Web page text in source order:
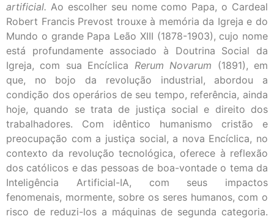
artificial. Ao escolher seu nome como Papa, o Cardeal
Robert Francis Prevost trouxe à memória da Igreja e do
Mundo o grande Papa Leão XIII (1878-1903), cujo nome
está profundamente associado à Doutrina Social da
Igreja, com sua Encíclica Rerum Novarum (1891), em
que, no bojo da revolução industrial, abordou a
condição dos operários de seu tempo, referência, ainda
hoje, quando se trata de justiça social e direito dos
trabalhadores. Com idêntico humanismo cristão e
preocupação com a justiça social, a nova Encíclica, no
contexto da revolução tecnológica, oferece à reflexão
dos católicos e das pessoas de boa-vontade o tema da
Inteligência Artificial-IA, com seus impactos
fenomenais, mormente, sobre os seres humanos, com o
risco de reduzi-los a máquinas de segunda categoria.